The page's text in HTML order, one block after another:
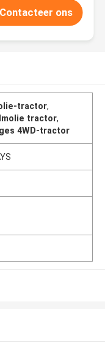
Contacteer ons
tractor,
tractor,
4WD-tractor